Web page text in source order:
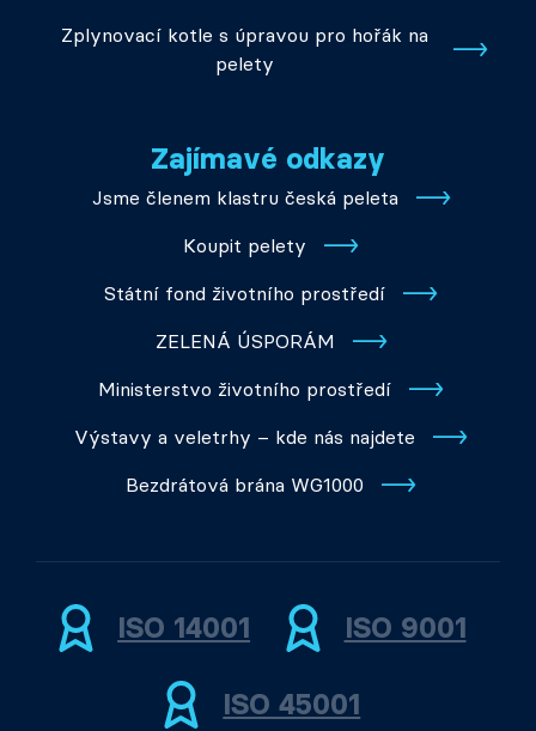
Zplynovací kotle s úpravou pro hořák na
pelety
Zajímavé odkazy
Jsme členem klastru česká peleta
Koupit pelety
Státní fond životního prostředí
ZELENÁ ÚSPORÁM
Ministerstvo životního prostředí
Výstavy a veletrhy – kde nás najdete
Bezdrátová brána WG1000
ISO 14001 ISO 9001
ISO 45001